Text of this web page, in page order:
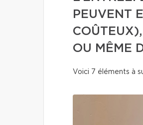
PEUVENT
OU MÊME
Voici 7 éléments à